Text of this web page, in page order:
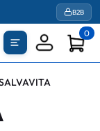
B2B
0